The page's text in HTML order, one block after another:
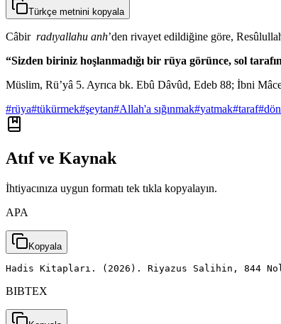
Türkçe metnini kopyala
Câbir radıyallahu anh’den rivayet edildiğine göre,
“Sizden biriniz hoşlanmadığı bir rüya görünce, sol
Müslim, Rü’yâ 5. Ayrıca bk. Ebû Dâvûd, Edeb 88; İbni
#rüya#tükürmek#şeytan#Allah'a sığınmak#yatmak#taraf#
Atıf ve Kaynak
İhtiyacınıza uygun formatı tek tıkla kopyalayın.
APA
Kopyala
Hadis Kitapları. (2026). Riyazus Salihin, 844
BIBTEX